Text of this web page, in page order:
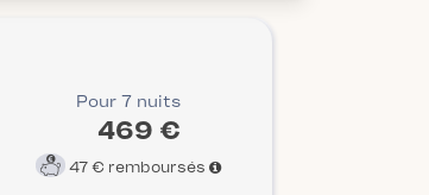
Pour 7 nuits
469 €
47 € remboursés